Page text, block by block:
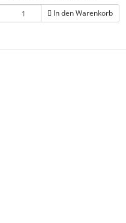
In den Warenkorb